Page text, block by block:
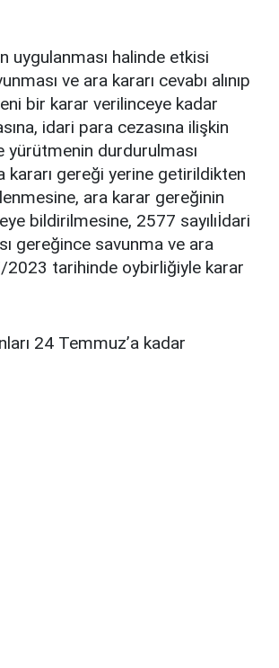
uygulanması halinde etkisi
ve ara kararı cevabı alınıp
bir karar verilinceye kadar
idari para cezasına ilişkin
yürütmenin durdurulması
kararı gereği yerine getirildikten
ara karar gereğinin
bildirilmesine, 2577 sayılıİdari
gereğince savunma ve ara
tarihinde oybirliğiyle karar
24 Temmuz’a kadar